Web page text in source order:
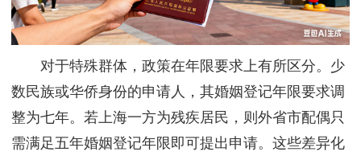
对于特殊群体，政策在年限要求上有所区分。少
数民族或华侨身份的申请人，其婚姻登记年限要求调
整为七年。若上海一方为残疾居民，则外省市配偶只
需满足五年婚姻登记年限即可提出申请。这些差异化